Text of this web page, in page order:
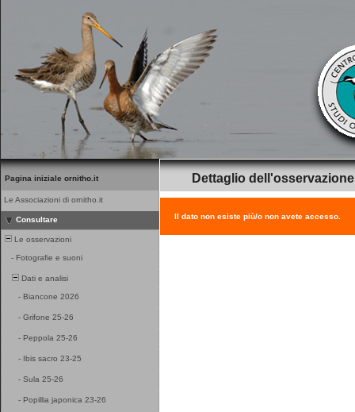
Pagina iniziale ornitho.it
Le Associazioni di ornitho.it
Consultare
Le osservazioni
- Fotografie e suoni
Dati e analisi
- Biancone 2026
- Grifone 25-26
- Peppola 25-26
- Ibis sacro 23-25
- Sula 25-26
- Popillia japonica 23-26
Dettaglio dell'osservazione
Il dato non esiste più/o non avete accesso.